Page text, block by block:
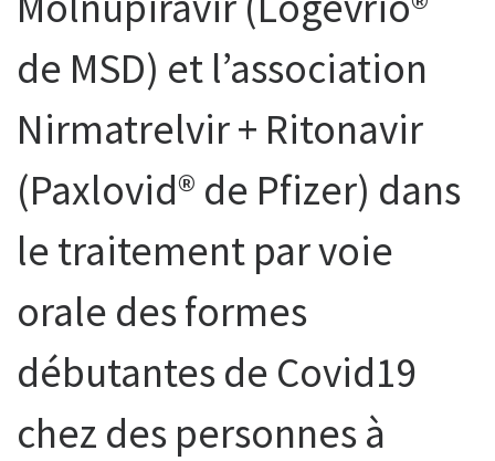
de MSD) et l’association
Nirmatrelvir + Ritonavir
(Paxlovid® de Pfizer) dans
le traitement par voie
orale des formes
débutantes de Covid19
chez des personnes à